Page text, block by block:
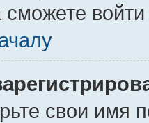
сможете
свои имя